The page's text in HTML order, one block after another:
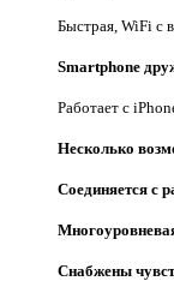
Быстрая, WiFi с
Smartphone
Работает с
Несколько
Соединяется с
Снабжены